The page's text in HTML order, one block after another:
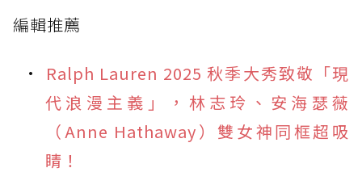
編輯推薦
Ralph Lauren 2025 秋季大秀致敬「現
代浪漫主義」，林志玲、安海瑟薇
（Anne Hathaway）雙女神同框超吸
睛！